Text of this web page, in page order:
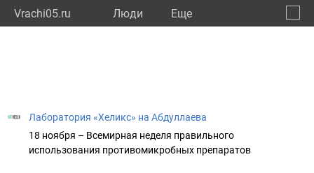
Vrachi05.ru Люди Eще
Лаборатория «Хеликс» на Абдуллаева
18 ноября – Всемирная неделя правильного
использования противомикробных препаратов